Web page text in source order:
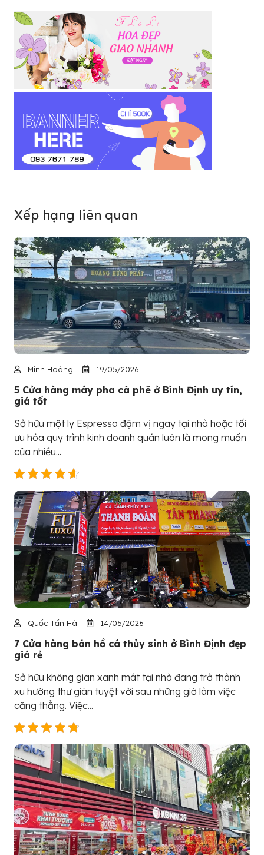
Xếp hạng liên quan
Minh Hoàng 19/05/2026
5 Cửa hàng máy pha cà phê ở Bình Định uy tín,
giá tốt
Sở hữu một ly Espresso đậm vị ngay tại nhà hoặc tối
ưu hóa quy trình kinh doanh quán luôn là mong muốn
của nhiều...
Quốc Tấn Hà 14/05/2026
7 Cửa hàng bán hồ cá thủy sinh ở Bình Định đẹp
giá rẻ
Sở hữu không gian xanh mát tại nhà đang trở thành
xu hướng thư giãn tuyệt vời sau những giờ làm việc
căng thẳng. Việc...